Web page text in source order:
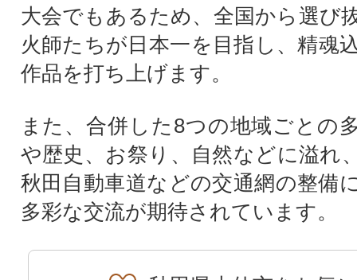
大会でもあるため、全国から選び
火師たちが日本一を目指し、精魂
作品を打ち上げます。
また、合併した8つの地域ごとの
や歴史、お祭り、自然などに溢れ
秋田自動車道などの交通網の整備
多彩な交流が期待されています。